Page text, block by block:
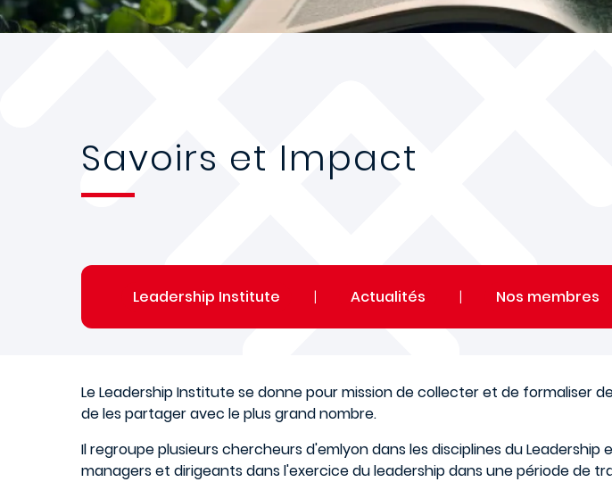
Savoirs et Impact
Leadership Institute | Actualités | Nos membres
Le Leadership Institute se donne pour mission de collecter et de formaliser
de les partager avec le plus grand nombre.
Il regroupe plusieurs chercheurs d'emlyon dans les disciplines du
managers et dirigeants dans l'exercice du leadership dans une période de